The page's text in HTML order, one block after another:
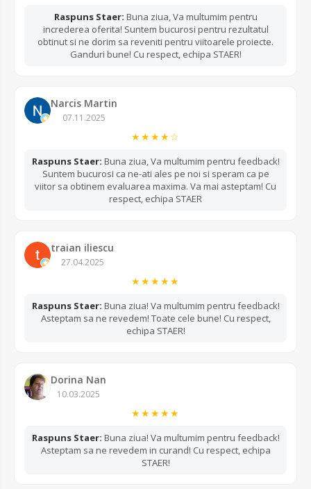
Raspuns Staer: Buna ziua, Va multumim pentru
increderea oferita! Suntem bucurosi pentru rezultatul
obtinut si ne dorim sa reveniti pentru viitoarele proiecte.
Ganduri bune! Cu respect, echipa STAER!
Narcis Martin
07.11.2025
★★★★☆
Raspuns Staer: Buna ziua, Va multumim pentru feedback!
Suntem bucurosi ca ne-ati ales pe noi si speram ca pe
viitor sa obtinem evaluarea maxima. Va mai asteptam! Cu
respect, echipa STAER
traian iliescu
27.04.2025
★★★★★
Raspuns Staer: Buna ziua! Va multumim pentru feedback!
Asteptam sa ne revedem! Toate cele bune! Cu respect,
echipa STAER!
Dorina Nan
10.03.2025
★★★★★
Raspuns Staer: Buna ziua! Va multumim pentru feedback!
Asteptam sa ne revedem in curand! Cu respect, echipa
STAER!